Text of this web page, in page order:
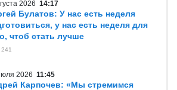
2026 14:17
Булатов: У нас есть неделя
у нас есть неделя для
чтоб стать лучше
241
2026 11:45
Карпочев: «Мы стремимся